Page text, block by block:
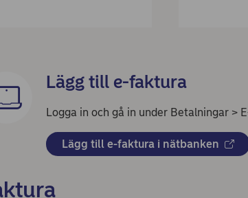
Lägg till e-faktura
Logga in och gå in under Betalningar >
Lägg till e-faktura i nätbanken